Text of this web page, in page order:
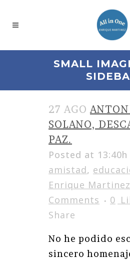
SMALL
27 AGO
SOLANO,
PAZ.
Posted at 13:40h
amistad,
Enrique Martinez
Comments
0
Share
No he podido
sincero